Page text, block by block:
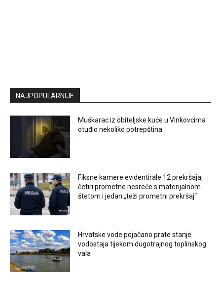
NAJPOPULARNIJE
Muškarac iz obiteljske kuće u Vinkovcima
otuđio nekoliko potrepština
Fiksne kamere evidentirale 12 prekršaja,
četiri prometne nesreće s materijalnom
štetom i jedan „teži prometni prekršaj“
Hrvatske vode pojačano prate stanje
vodostaja tijekom dugotrajnog toplinskog
vala